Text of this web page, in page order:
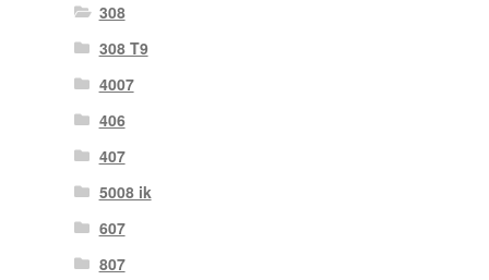
308
308 T9
4007
406
407
5008 ik
607
807